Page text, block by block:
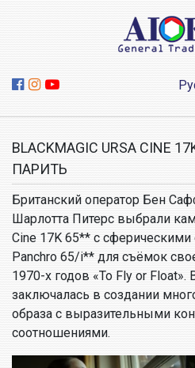
BLACKMAGIC URSA CINE
ПАРИТЬ
Британский оператор Бен
Шарлотта Питерс выбрали
Cine 17K 65** с
Panchro 65/i** для съёмок
1970-х годов «To Fly or Float».
заключалась в создании
образа с выразительными
соотношениями.